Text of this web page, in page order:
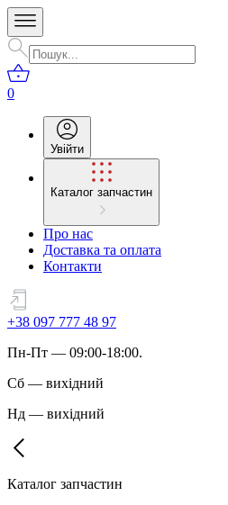
0
Увійти
Каталог запчастин
Про нас
Доставка та оплата
Контакти
+38 097 777 48 97
Пн-Пт — 09:00-18:00.
Сб — вихідний
Нд — вихідний
Каталог запчастин